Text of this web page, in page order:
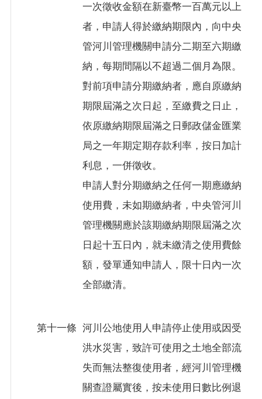
一次徵收金額在新臺幣一百萬元以上
者，申請人得於繳納期限內，向中央
管河川管理機關申請分二期至六期繳
納，每期間隔以不超過二個月為限。
對前項申請分期繳納者，應自原繳納
期限屆滿之次日起，至繳費之日止，
依原繳納期限屆滿之日郵政儲金匯業
局之一年期定期存款利率，按日加計
利息，一併徵收。
申請人對分期繳納之任何一期應繳納
使用費，未如期繳納者，中央管河川
管理機關應於該期繳納期限屆滿之次
日起十五日內，就未繳清之使用費餘
額，發單通知申請人，限十日內一次
全部繳清。
第十一條 河川公地使用人申請停止使用或因受
洪水災害，致許可使用之土地全部流
失而無法整復使用者，經河川管理機
關查證屬實後，按未使用日數比例退